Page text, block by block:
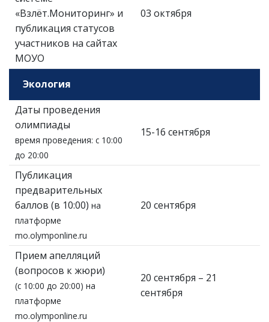
«Взлёт.Мониторинг» и
публикация статусов
участников на сайтах
МОУО
03 октября
Экология
Даты проведения
олимпиады
время проведения: с 10:00
до 20:00
15-16 сентября
Публикация
предварительных
баллов (в 10:00) на
платформе
mo.olymponline.ru
20 сентября
Прием апелляций
(вопросов к жюри)
(с 10:00 до 20:00) на
платформе
mo.olymponline.ru
20 сентября – 21
сентября